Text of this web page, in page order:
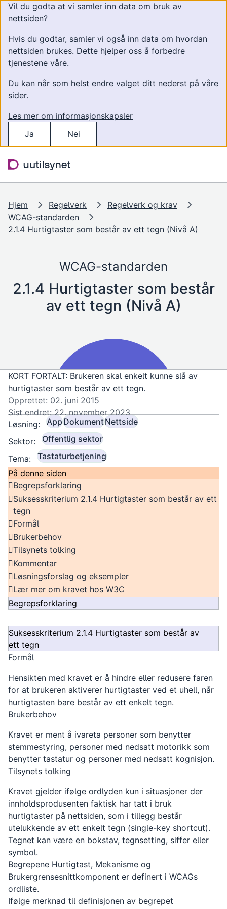
Vil du godta at vi samler inn data om bruk av
nettsiden?
Hvis du godtar, samler vi også inn data om hvordan
nettsiden brukes. Dette hjelper oss å forbedre
tjenestene våre.
Du kan når som helst endre valget ditt nederst på våre
sider.
Les mer om informasjonskapsler
Ja
Nei
Hjem Regelverk
Regelverk og krav
WCAG-standarden
2.1.4 Hurtigtaster som består av ett tegn (Nivå A)
WCAG-standarden
2.1.4 Hurtigtaster som består
av ett tegn (Nivå A)
KORT FORTALT: Brukeren skal enkelt kunne slå av
hurtigtaster som består av ett tegn.
Opprettet: 02. juni 2015
Sist endret: 22. november 2023
Løsning:
AppDokumentNettside
Sektor:
Offentlig sektor
Tema:
Tastaturbetjening
På denne siden
Begrepsforklaring
Suksesskriterium 2.1.4 Hurtigtaster som består av ett
tegn
Formål
Brukerbehov
Tilsynets tolking
Kommentar
Løsningsforslag og eksempler
Lær mer om kravet hos W3C
Begrepsforklaring
Suksesskriterium 2.1.4 Hurtigtaster som består av
ett tegn
Formål
Hensikten med kravet er å hindre eller redusere faren
for at brukeren aktiverer hurtigtaster ved et uhell, når
hurtigtasten bare består av ett enkelt tegn.
Brukerbehov
Kravet er ment å ivareta personer som benytter
stemmestyring, personer med nedsatt motorikk som
benytter tastatur og personer med nedsatt kognisjon.
Tilsynets tolking
Kravet gjelder ifølge ordlyden kun i situasjoner der
innholdsprodusenten faktisk har tatt i bruk
hurtigtaster på nettsiden, som i tillegg består
utelukkende av ett enkelt tegn (single-key shortcut).
Tegnet kan være en bokstav, tegnsetting, siffer eller
symbol.
Begrepene Hurtigtast, Mekanisme og
Brukergrensesnittkomponent er definert i WCAGs
ordliste.
Ifølge merknad til definisjonen av begrepet